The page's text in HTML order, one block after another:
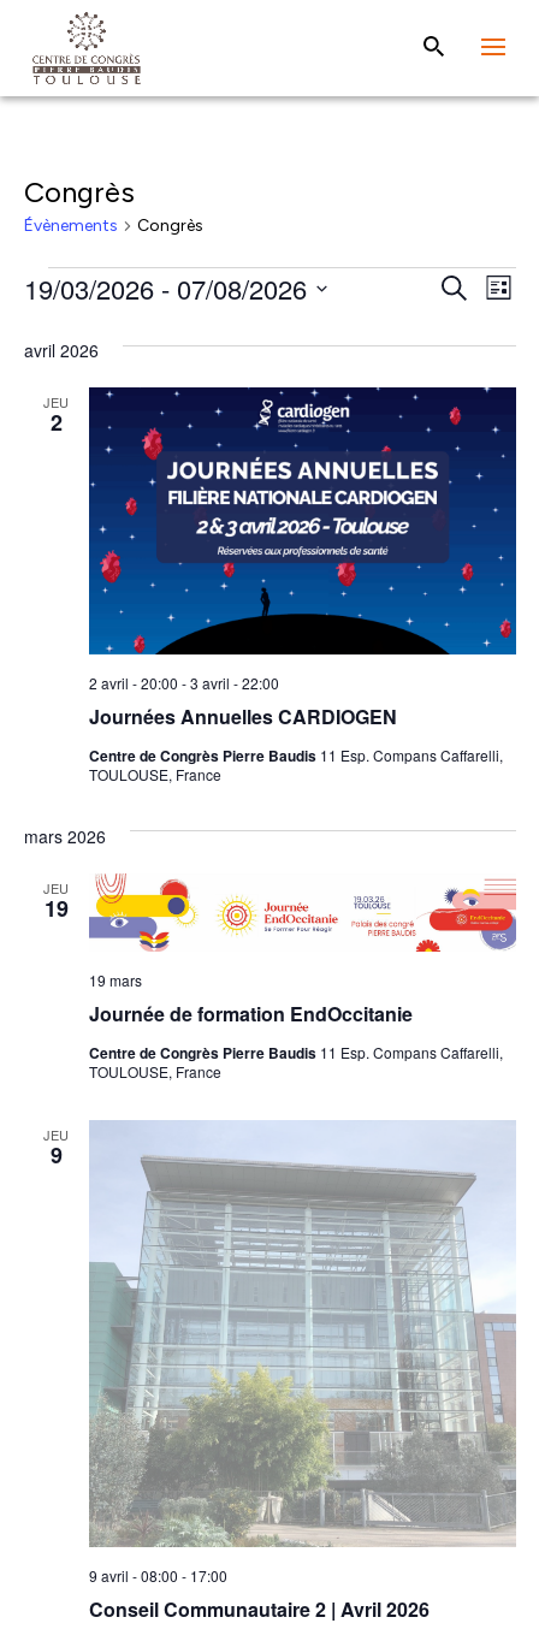
Congrès
Évènements Congrès
Évènements
de
vues
Recherche
Liste
19/03/2026 - 07/08/2026
une
date.
avril 2026
JEU
2
Journées Annuelles CARDIOGEN
2 avril - 20:00 -3 avril - 22:00
Centre de Congrès Pierre Baudis 11 Esp. Compans Caffarelli,
TOULOUSE, France
mars 2026
JEU
19
Journée de formation EndOccitanie
19 mars
Centre de Congrès Pierre Baudis 11 Esp. Compans Caffarelli,
TOULOUSE, France
JEU
9
Conseil Communautaire 2 | Avril 2026
9 avril - 08:00 - 17:00